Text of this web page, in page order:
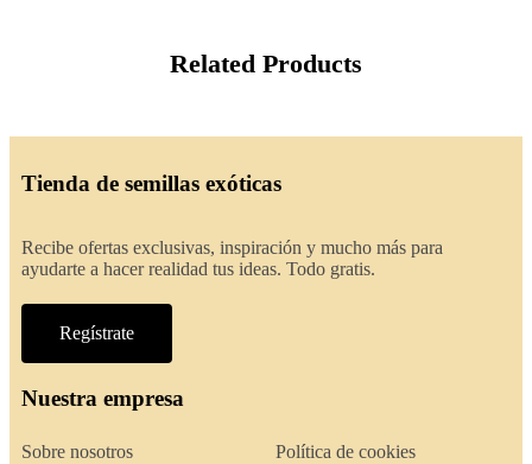
Related Products
Tienda de semillas exóticas
Recibe ofertas exclusivas, inspiración y mucho más para
ayudarte a hacer realidad tus ideas. Todo gratis.
Regístrate
Nuestra empresa
Sobre nosotros
Política de cookies